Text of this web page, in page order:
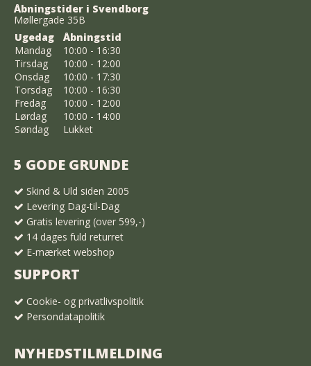
Åbningstider i Svendborg
Møllergade 35B
Ugedag
Åbningstid
Mandag
10:00 - 16:30
Tirsdag
10:00 - 12:00
Onsdag
10:00 - 17:30
Torsdag
10:00 - 16:30
Fredag
10:00 - 12:00
Lørdag
10:00 - 14:00
Søndag
Lukket
5 GODE GRUNDE
Skind & Uld siden 2005
Levering Dag-til-Dag
Gratis levering (over 599,-)
14 dages fuld returret
E-mærket webshop
SUPPORT
Cookie- og privatlivspolitik
Persondatapolitik
NYHEDSTILMELDING